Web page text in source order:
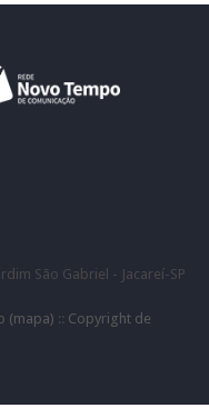
São Gabriel - Jacareí-SP
(mapa) :: Copyright de